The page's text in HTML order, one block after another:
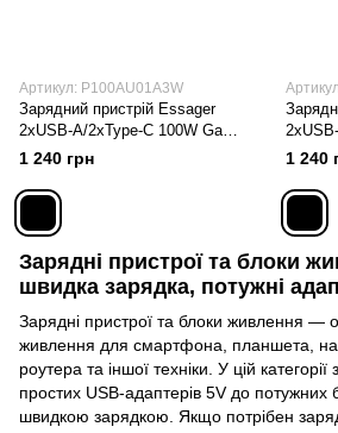
Артикул: P100AU01A3W
Зарядний пристрій Essager
2хUSB-А/2xType-C 100W GaN
Білий
1 240 грн
Чорний
1 240
Зарядні пристрої та блоки
швидка зарядка, потужні
Зарядні пристрої та блоки живлення —
живлення для смартфона, планшета,
роутера та іншої техніки. У цій категорії
простих USB‑адаптерів 5V до потужних
швидкою зарядкою. Якщо потрібен